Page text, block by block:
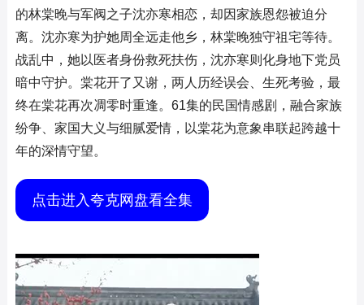
的林棠晚与军阀之子沈亦寒相恋，却因家族恩怨被迫分
离。沈亦寒为护她周全远走他乡，林棠晚独守祖宅等待。
战乱中，她以医者身份救死扶伤，沈亦寒则化身地下党员
暗中守护。棠花开了又谢，两人历经误会、生死考验，最
终在棠花再次凋零时重逢。61集的民国情感剧，融合家族
纷争、家国大义与细腻爱情，以棠花为意象串联起跨越十
年的深情守望。
点击进入夸克网盘看全集